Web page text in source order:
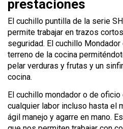
prestaciones
El cuchillo puntilla de la serie
permite trabajar en trazos
seguridad. El cuchillo
terreno de la cocina
pelar verduras y frutas y un
cocina.
El cuchillo mondador o de
cualquier labor incluso hasta el
ágil manejo y agarre en mano.